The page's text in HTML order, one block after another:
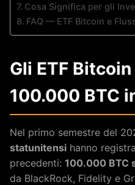
Cosa Significa per gli
FAQ — ETF Bitcoin e
Gli ETF
100.000 BTC
Nel primo semestre del
statunitensi hanno
precedenti: 100.000 BTC
da BlackRock, Fidelity e